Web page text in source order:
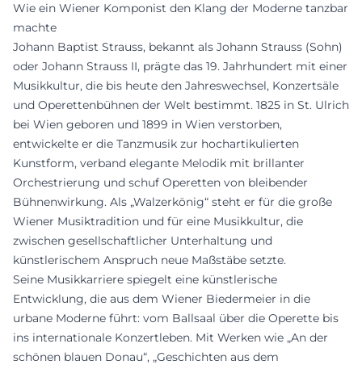
Wie ein Wiener Komponist den Klang der Moderne tanzbar
machte
Johann Baptist Strauss, bekannt als Johann Strauss (Sohn)
oder Johann Strauss II, prägte das 19. Jahrhundert mit einer
Musikkultur, die bis heute den Jahreswechsel, Konzertsäle
und Operettenbühnen der Welt bestimmt. 1825 in St. Ulrich
bei Wien geboren und 1899 in Wien verstorben,
entwickelte er die Tanzmusik zur hochartikulierten
Kunstform, verband elegante Melodik mit brillanter
Orchestrierung und schuf Operetten von bleibender
Bühnenwirkung. Als „Walzerkönig“ steht er für die große
Wiener Musiktradition und für eine Musikkultur, die
zwischen gesellschaftlicher Unterhaltung und
künstlerischem Anspruch neue Maßstäbe setzte.
Seine Musikkarriere spiegelt eine künstlerische
Entwicklung, die aus dem Wiener Biedermeier in die
urbane Moderne führt: vom Ballsaal über die Operette bis
ins internationale Konzertleben. Mit Werken wie „An der
schönen blauen Donau“, „Geschichten aus dem